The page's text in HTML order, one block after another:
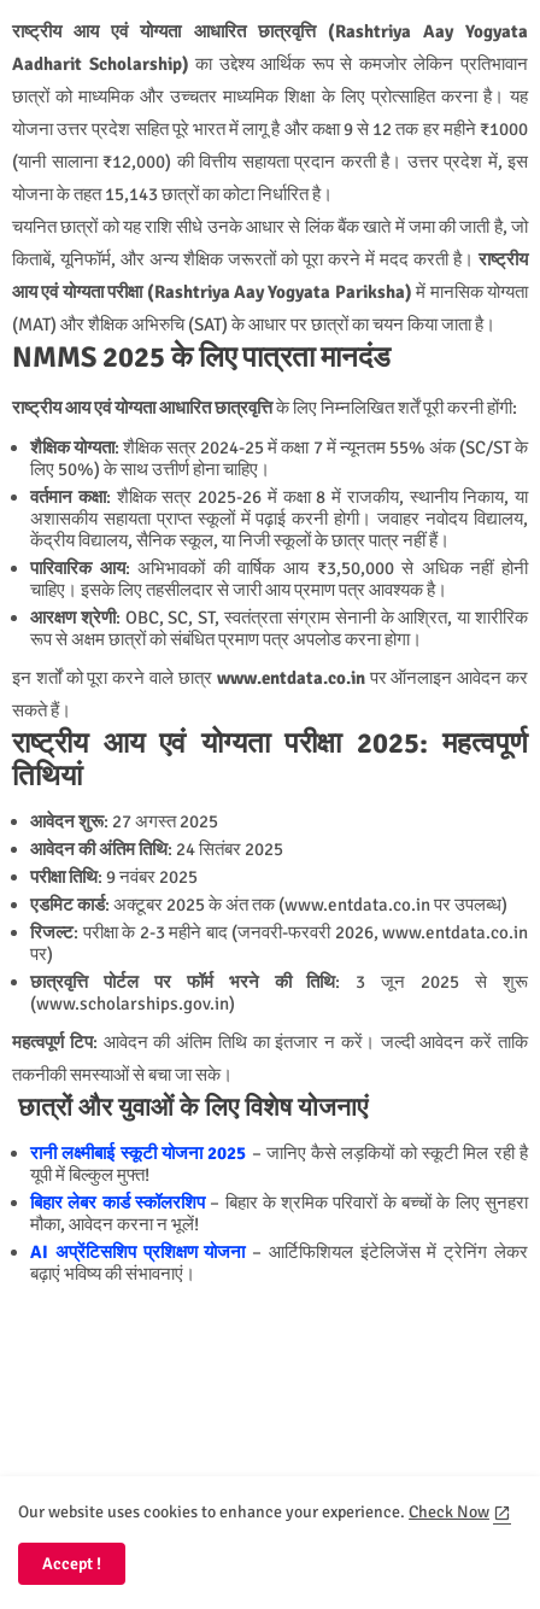
राष्ट्रीय आय एवं योग्यता आधारित छात्रवृत्ति (Rashtriya Aay Yogyata
Aadharit Scholarship) का उद्देश्य आर्थिक रूप से कमजोर लेकिन प्रतिभावान
छात्रों को माध्यमिक और उच्चतर माध्यमिक शिक्षा के लिए प्रोत्साहित करना है। यह
योजना उत्तर प्रदेश सहित पूरे भारत में लागू है और कक्षा 9 से 12 तक हर महीने ₹1000
(यानी सालाना ₹12,000) की वित्तीय सहायता प्रदान करती है। उत्तर प्रदेश में, इस
योजना के तहत 15,143 छात्रों का कोटा निर्धारित है।
चयनित छात्रों को यह राशि सीधे उनके आधार से लिंक बैंक खाते में जमा की जाती है, जो
किताबें, यूनिफॉर्म, और अन्य शैक्षिक जरूरतों को पूरा करने में मदद करती है।राष्ट्रीय
आय एवं योग्यता परीक्षा (Rashtriya Aay Yogyata Pariksha)में मानसिक योग्यता
(MAT) और शैक्षिक अभिरुचि (SAT) के आधार पर छात्रों का चयन किया जाता है।
NMMS 2025 के लिए पात्रता मानदंड
राष्ट्रीय आय एवं योग्यता आधारित छात्रवृत्तिके लिए निम्नलिखित शर्तें पूरी करनी होंगी:
शैक्षिक योग्यता: शैक्षिक सत्र 2024-25 में कक्षा 7 में न्यूनतम 55% अंक (SC/ST के
लिए 50%) के साथ उत्तीर्ण होना चाहिए।
वर्तमान कक्षा: शैक्षिक सत्र 2025-26 में कक्षा 8 में राजकीय, स्थानीय निकाय, या
अशासकीय सहायता प्राप्त स्कूलों में पढ़ाई करनी होगी। जवाहर नवोदय विद्यालय,
केंद्रीय विद्यालय, सैनिक स्कूल, या निजी स्कूलों के छात्र पात्र नहीं हैं।
पारिवारिक आय: अभिभावकों की वार्षिक आय ₹3,50,000 से अधिक नहीं होनी
चाहिए। इसके लिए तहसीलदार से जारी आय प्रमाण पत्र आवश्यक है।
आरक्षण श्रेणी: OBC, SC, ST, स्वतंत्रता संग्राम सेनानी के आश्रित, या शारीरिक
रूप से अक्षम छात्रों को संबंधित प्रमाण पत्र अपलोड करना होगा।
इन शर्तों को पूरा करने वाले छात्र www.entdata.co.inपर ऑनलाइन आवेदन कर
सकते हैं।
राष्ट्रीय आय एवं योग्यता परीक्षा 2025: महत्वपूर्ण
तिथियां
आवेदन शुरू: 27 अगस्त 2025
आवेदन की अंतिम तिथि: 24 सितंबर 2025
परीक्षा तिथि: 9 नवंबर 2025
एडमिट कार्ड: अक्टूबर 2025 के अंत तक (www.entdata.co.in पर उपलब्ध)
रिजल्ट: परीक्षा के 2-3 महीने बाद (जनवरी-फरवरी 2026, www.entdata.co.in
पर)
छात्रवृत्ति पोर्टल पर फॉर्म भरने की तिथि: 3 जून 2025 से शुरू
(www.scholarships.gov.in)
महत्वपूर्ण टिप: आवेदन की अंतिम तिथि का इंतजार न करें। जल्दी आवेदन करें ताकि
तकनीकी समस्याओं से बचा जा सके।
छात्रों और युवाओं के लिए विशेष योजनाएं
रानी लक्ष्मीबाई स्कूटी योजना 2025 – जानिए कैसे लड़कियों को स्कूटी मिल रही है
यूपी में बिल्कुल मुफ्त!
बिहार लेबर कार्ड स्कॉलरशिप– बिहार के श्रमिक परिवारों के बच्चों के लिए सुनहरा
मौका, आवेदन करना न भूलें!
AI अप्रेंटिसशिप प्रशिक्षण योजना– आर्टिफिशियल इंटेलिजेंस में ट्रेनिंग लेकर
बढ़ाएं भविष्य की संभावनाएं।
Our website uses cookies to enhance your experience. Check Now
Accept !